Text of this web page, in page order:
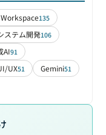
135
ステム開発106
AI91
UX51 Gemini51